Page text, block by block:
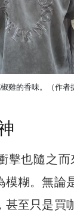
雞的香味。（作者
擊也隨之
模糊。無論
至只是買